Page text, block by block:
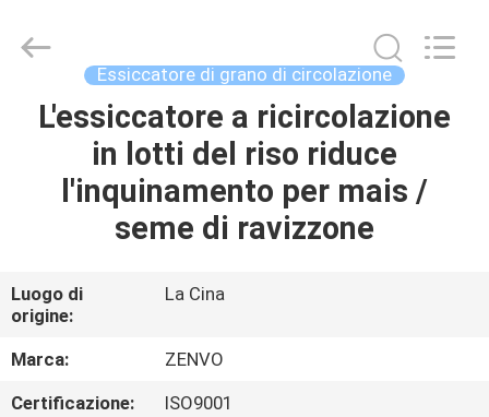
CASA
PRODOTTI
NOI
GIRO
DELLA
TECHNOLOGY
Essiccatore di grano di circolazione
L'essiccatore a ricircolazione
in lotti del riso riduce
l'inquinamento per mais /
seme di ravizzone
Luogo di
origine:
La Cina
Marca:
ZENVO
Certificazione:
ISO9001